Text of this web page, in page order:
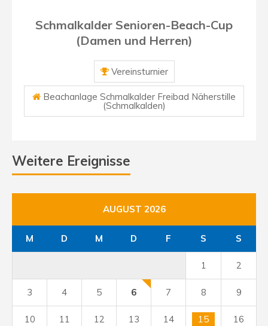
Schmalkalder Senioren-Beach-Cup
(Damen und Herren)
Vereinsturnier
Beachanlage Schmalkalder Freibad Näherstille
(Schmalkalden)
Weitere Ereignisse
AUGUST 2026
M D M D F S S
1 2
3 4 5 6 7 8 9
10 11 12 13 14 15 16